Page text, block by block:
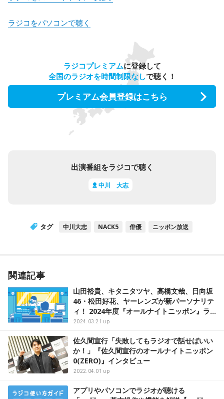
ラジコをパソコンで聴く
ラジコプレミアムに登録して
全国のラジオを時間制限なしで聴く！
プレミアム会員登録はこちら
出演番組をラジコで聴く
中川 大志
タグ 中川大志 NACK5 俳優 ニッポン放送
関連記事
山田裕貴、キタニタツヤ、高橋文哉、日向坂
46・松田好花、ヤーレンズが新パーソナリテ
ィ！ 2024年度『オールナイトニッポン』ラ
インナップ紹介
2024.03.21 up
佐久間宣行「失敗してもラジオで話せばいい
か！」『佐久間宣行のオールナイトニッポン
0(ZERO)』インタビュー
2022.04.01 up
アプリやパソコンでラジオが聴ける